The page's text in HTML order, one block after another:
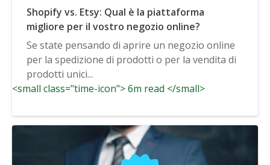
Shopify vs. Etsy: Qual è la piattaforma
migliore per il vostro negozio online?
Se state pensando di aprire un negozio online
per la spedizione di prodotti o per la vendita di
prodotti unici...
<small class="time-icon"> 6m read </small>